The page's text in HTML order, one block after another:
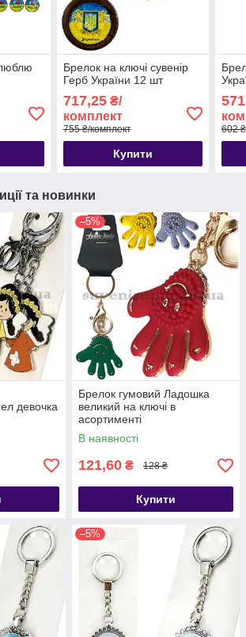
Брелок на ключі сувенір
Герб України 12 шт
717,25₴/
комплект
755 ₴/комплект
Купити
602
та новинки
девочка
–5%
Брелок гумовий Ладошка
великий на ключі в
асортименті
В наявності
121,60 ₴ 128 ₴
Купити
–5%